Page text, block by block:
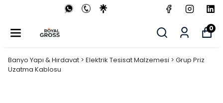
0
Banyo Yapı & Hırdavat > Elektrik Tesisat Malzemesi > Grup Priz
Uzatma Kablosu